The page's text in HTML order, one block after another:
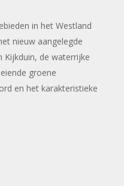
in het Westland
nieuw aangelegde
Kijkduin, de waterrijke
groene
en het karakteristieke